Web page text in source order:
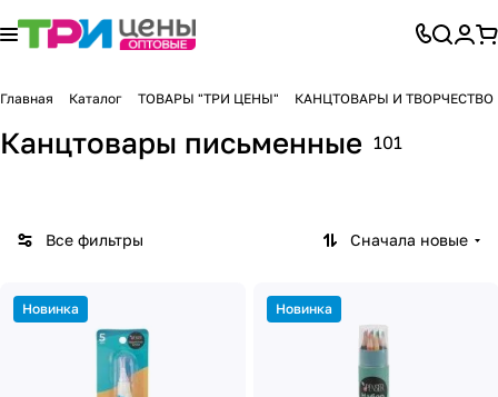
Главная Каталог ТОВАРЫ "ТРИ ЦЕНЫ" КАНЦТОВАРЫ И ТВОРЧЕСТВО
Канцтовары письменные 101
Все фильтры Сначала новые
Новинка Новинка